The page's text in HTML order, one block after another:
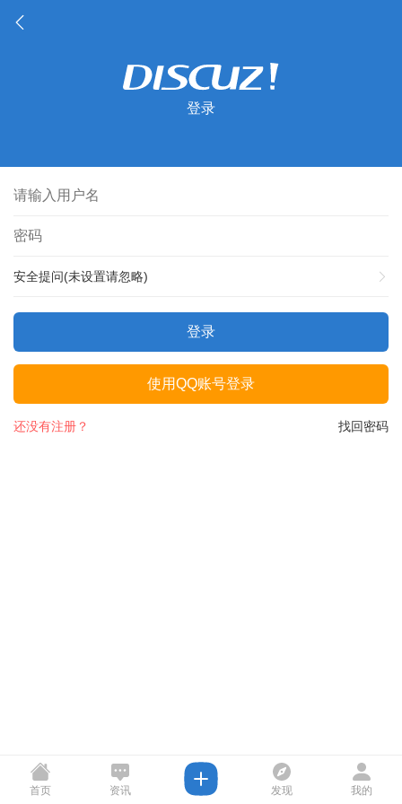
登录
安全提问(未设置请忽略)
登录
使用QQ账号登录
找回密码
还没有注册？
首页 资讯 发现 我的